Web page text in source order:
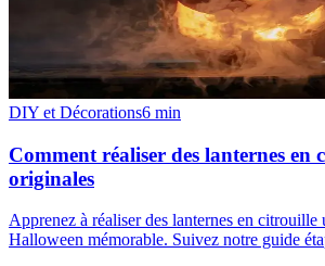
DIY et Décorations6 min
Comment réaliser des lanternes en
originales
Apprenez à réaliser des lanternes en citrouille
Halloween mémorable. Suivez notre guide